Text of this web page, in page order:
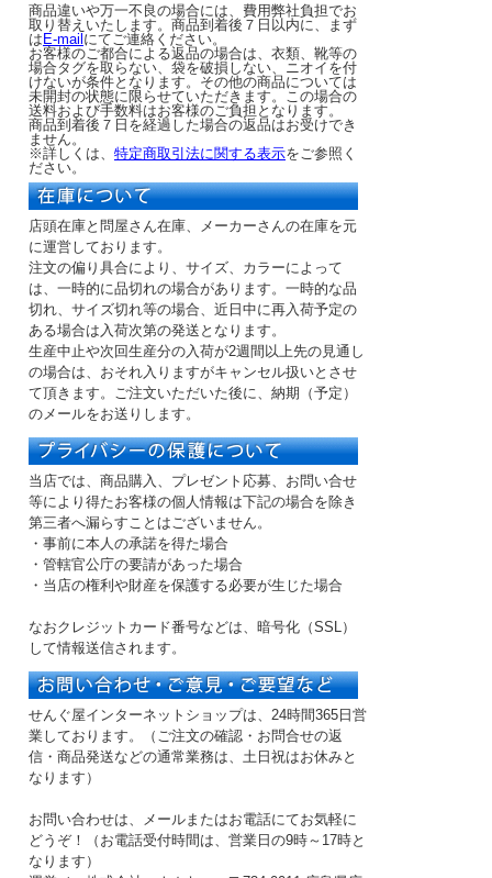
商品違いや万一不良の場合には、費用弊社負担でお
取り替えいたします。商品到着後７日以内に、まず
はE-mailにてご連絡ください。
お客様のご都合による返品の場合は、衣類、靴等の
場合タグを取らない、袋を破損しない、ニオイを付
けないが条件となります。その他の商品については
未開封の状態に限らせていただきます。この場合の
送料および手数料はお客様のご負担となります。
商品到着後７日を経過した場合の返品はお受けでき
ません。
※詳しくは、 特定商取引法に関する表示をご参照く
ださい。
店頭在庫と問屋さん在庫、メーカーさんの在庫を元
に運営しております。
注文の偏り具合により、サイズ、カラーによって
は、一時的に品切れの場合があります。一時的な品
切れ、サイズ切れ等の場合、近日中に再入荷予定の
ある場合は入荷次第の発送となります。
生産中止や次回生産分の入荷が2週間以上先の見通し
の場合は、おそれ入りますがキャンセル扱いとさせ
て頂きます。ご注文いただいた後に、納期（予定）
のメールをお送りします。
当店では、商品購入、プレゼント応募、お問い合せ
等により得たお客様の個人情報は下記の場合を除き
第三者へ漏らすことはございません。
・事前に本人の承諾を得た場合
・管轄官公庁の要請があった場合
・当店の権利や財産を保護する必要が生じた場合
なおクレジットカード番号などは、暗号化（SSL）
して情報送信されます。
せんぐ屋インターネットショップは、24時間365日営
業しております。（ご注文の確認・お問合せの返
信・商品発送などの通常業務は、土日祝はお休みと
なります）
お問い合わせは、メールまたはお電話にてお気軽に
どうぞ！（お電話受付時間は、 営業日の9時～17時と
なります）